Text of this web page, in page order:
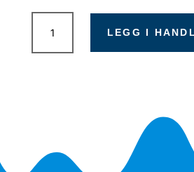
Fluval
granulat
LEGG I